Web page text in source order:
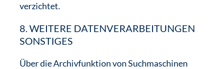
verzichtet.
8. WEITERE DATENVERARBEITUNGEN
SONSTIGES
Über die Archivfunktion von Suchmaschinen